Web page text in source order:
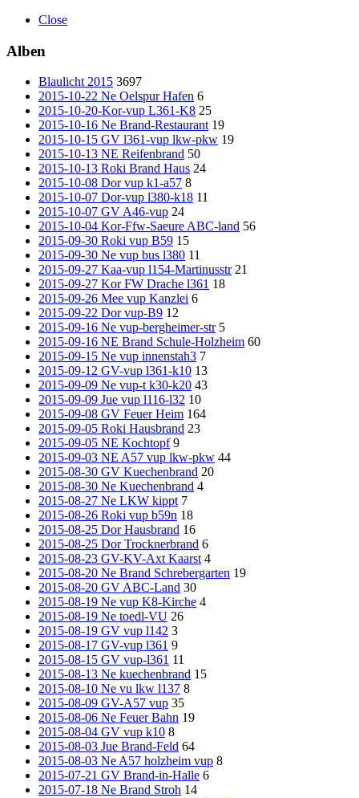
Close
Alben
Blaulicht 2015 3697
2015-10-22 Ne Oelspur Hafen 6
2015-10-20-Kor-vup L361-K8 25
2015-10-16 Ne Brand-Restaurant 19
2015-10-15 GV l361-vup lkw-pkw 19
2015-10-13 NE Reifenbrand 50
2015-10-13 Roki Brand Haus 24
2015-10-08 Dor vup k1-a57 8
2015-10-07 Dor-vup l380-k18 11
2015-10-07 GV A46-vup 24
2015-10-04 Kor-Ffw-Saeure ABC-land 56
2015-09-30 Roki vup B59 15
2015-09-30 Ne vup bus l380 11
2015-09-27 Kaa-vup l154-Martinusstr 21
2015-09-27 Kor FW Drache l361 18
2015-09-26 Mee vup Kanzlei 6
2015-09-22 Dor vup-B9 12
2015-09-16 Ne vup-bergheimer-str 5
2015-09-16 NE Brand Schule-Holzheim 60
2015-09-15 Ne vup innenstah3 7
2015-09-12 GV-vup l361-k10 13
2015-09-09 Ne vup-t k30-k20 43
2015-09-09 Jue vup l116-l32 10
2015-09-08 GV Feuer Heim 164
2015-09-05 Roki Hausbrand 23
2015-09-05 NE Kochtopf 9
2015-09-03 NE A57 vup lkw-pkw 44
2015-08-30 GV Kuechenbrand 20
2015-08-30 Ne Kuechenbrand 4
2015-08-27 Ne LKW kippt 7
2015-08-26 Roki vup b59n 18
2015-08-25 Dor Hausbrand 16
2015-08-25 Dor Trocknerbrand 6
2015-08-23 GV-KV-Axt Kaarst 4
2015-08-20 Ne Brand Schrebergarten 19
2015-08-20 GV ABC-Land 30
2015-08-19 Ne vup K8-Kirche 4
2015-08-19 Ne toedl-VU 26
2015-08-19 GV vup l142 3
2015-08-17 GV-vup l361 9
2015-08-15 GV vup-l361 11
2015-08-13 Ne kuechenbrand 15
2015-08-10 Ne vu lkw l137 8
2015-08-09 GV-A57 vup 35
2015-08-06 Ne Feuer Bahn 19
2015-08-04 GV vup k10 8
2015-08-03 Jue Brand-Feld 64
2015-08-03 Ne A57 holzheim vup 8
2015-07-21 GV Brand-in-Halle 6
2015-07-18 Ne Brand Stroh 14